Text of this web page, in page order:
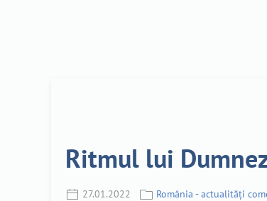
Ritmul lui
27.01.2022 România - actualități